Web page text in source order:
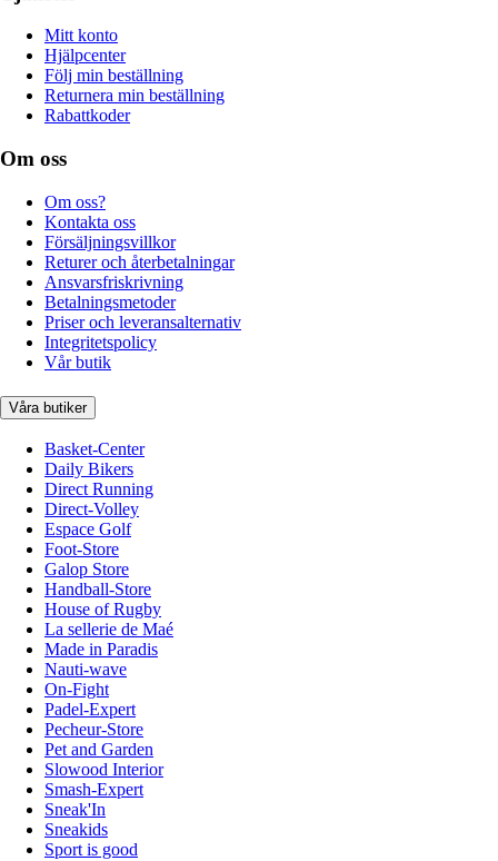
Mitt konto
Hjälpcenter
Följ min beställning
Returnera min beställning
Rabattkoder
Om oss
Om oss?
Kontakta oss
Försäljningsvillkor
Returer och återbetalningar
Ansvarsfriskrivning
Betalningsmetoder
Priser och leveransalternativ
Integritetspolicy
Vår butik
Våra butiker
Basket-Center
Daily Bikers
Direct Running
Direct-Volley
Espace Golf
Foot-Store
Galop Store
Handball-Store
House of Rugby
La sellerie de Maé
Made in Paradis
Nauti-wave
On-Fight
Padel-Expert
Pecheur-Store
Pet and Garden
Slowood Interior
Smash-Expert
Sneak'In
Sneakids
Sport is good